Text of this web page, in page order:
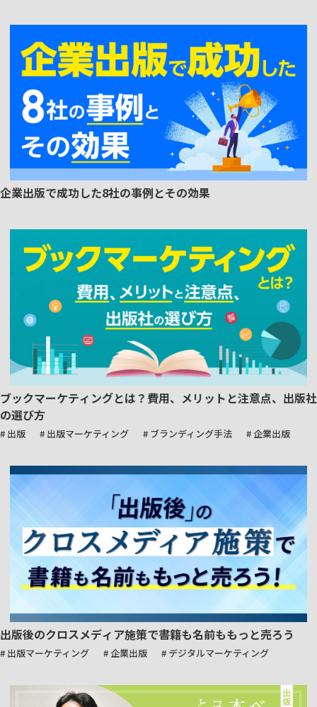
企業出版で成功した8社の事例とその効果
ブックマーケティングとは？費用、メリットと注意点、出版社
の選び方
# 出版 # 出版マーケティング # ブランディング手法 # 企業出版
出版後のクロスメディア施策で書籍も名前ももっと売ろう
# 出版マーケティング # 企業出版 # デジタルマーケティング